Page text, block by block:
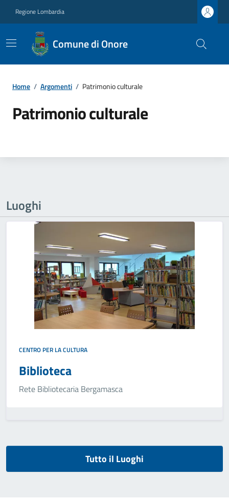
Regione Lombardia
Comune di Onore
Home / Argomenti / Patrimonio culturale
Patrimonio culturale
Luoghi
CENTRO PER LA CULTURA
Biblioteca
Rete Bibliotecaria Bergamasca
Tutto il Luoghi